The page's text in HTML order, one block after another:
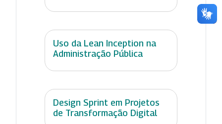
Uso da Lean Inception na
Administração Pública
Design Sprint em Projetos
de Transformação Digital